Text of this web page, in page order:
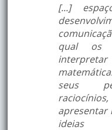
[...]
qual os
interpretar
seus
apresentar
ideias